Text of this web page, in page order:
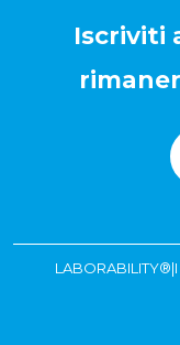
Iscriviti
LABORABILITY®|